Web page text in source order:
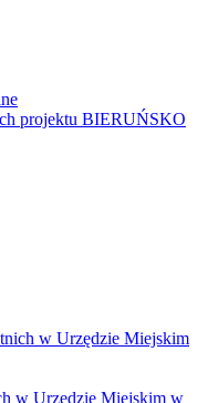
projektu BIERUŃSKO
w Urzędzie Miejskim
w Urzędzie Miejskim w